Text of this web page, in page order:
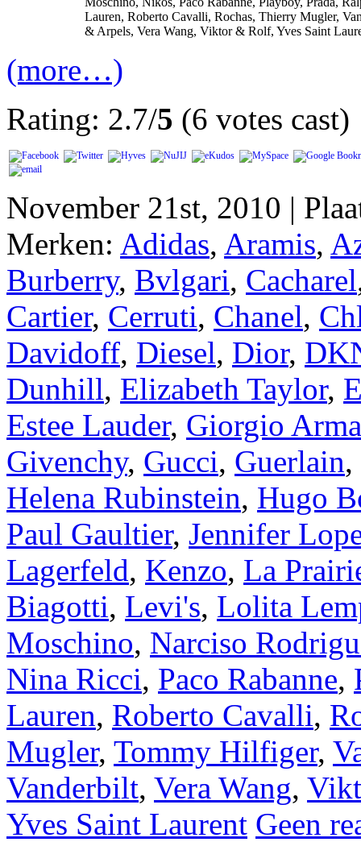
Lauren, Roberto Cavalli, Rochas, Thierry Mugler,
& Arpels, Vera Wang, Viktor & Rolf, Yves Saint
(more…)
Rating: 2.7/5 (6 votes cast)
November 21st, 2010 |
Merken: Adidas, Aramis,
Burberry, Bvlgari, Cacharel
Cartier, Cerruti, Chanel,
Davidoff, Diesel, Dior,
Dunhill, Elizabeth Taylor,
Estee Lauder, Giorgio
Givenchy, Gucci, Guerlain,
Helena Rubinstein, Hugo
Paul Gaultier, Jennifer
Lagerfeld, Kenzo, La
Biagotti, Levi's, Lolita
Moschino, Narciso
Nina Ricci, Paco Rabanne,
Lauren, Roberto Cavalli,
Mugler, Tommy Hilfiger,
Vanderbilt, Vera Wang,
Yves Saint Laurent Geen